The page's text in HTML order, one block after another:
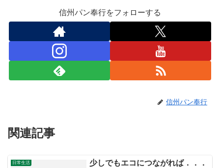
信州パン奉行をフォローする
信州パン奉行
関連記事
日常生活 少しでもエコにつながれば．．．